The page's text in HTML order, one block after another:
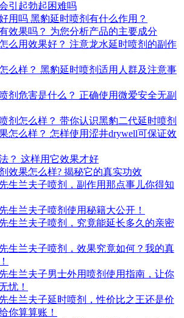
引起勃起困难吗
用吗 黑豹延时喷剂有什么作用？
效果吗？ 为您分析产品的主要成分
么用效果好？ 注意龙水延时喷剂的副作
么样？ 黑豹延时喷剂适用人群及注意事
剂危害是什么？ 正确使用微爱安全无副
剂怎么样？ 带你认识黑豹二代延时喷剂
怎么样？ 怎样使用涩井drywell可保证效
？ 这样用它效果才好
效果怎么样? 揭秘它的真实功效
生兰夫子喷剂，副作用那点事儿你得知
生兰夫子喷剂使用秘籍大公开！
生兰夫子喷剂，究竟能延长多久的亲密
生兰夫子喷剂，效果究竟如何？我的真
生兰夫子男士外用喷剂使用指南，让你
忧！
生兰夫子延时喷剂，性价比之王还是价
你算算账！